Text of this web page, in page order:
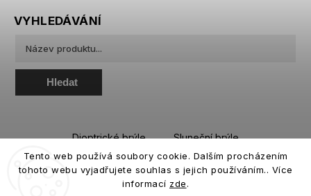
Tento web používá soubory cookie. Dalším procházením
tohoto webu vyjadřujete souhlas s jejich používáním.. Více
informací zde.
VYHLEDÁVÁNÍ
Hledat
Dioptrické brýle
Sluneční brýle
Sportovní brýle
Kontaktní čočky
Roztoky a oční kapky